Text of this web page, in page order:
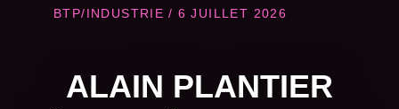
BTP/INDUSTRIE / 6 JUILLET 2026
ALAIN PLANTIER